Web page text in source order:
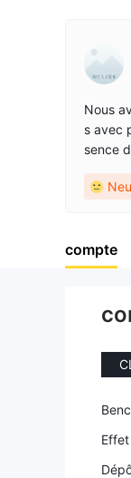
Nous
s avec
sence
ntaires
compte